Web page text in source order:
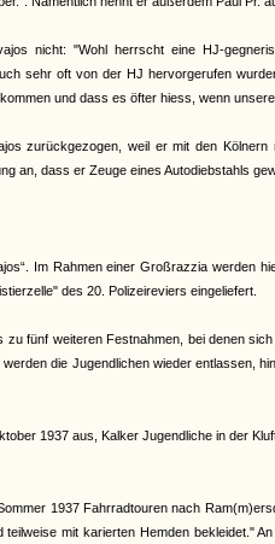
nicht: "Wohl herrscht eine HJ-
sehr oft von der HJ hervorgerufen
und dass es öfter hiess, wenn
zurückgezogen, weil er mit den
an, dass er Zeuge eines Autodiebstahls
Im Rahmen einer Großrazzia werden
des 20. Polizeireviers eingeliefert.
fünf weiteren Festnahmen, bei denen
die Jugendlichen wieder entlassen,
1937 aus, Kalker Jugendliche in der
1937 Fahrradtouren nach
mit karierten Hemden bekleidet."